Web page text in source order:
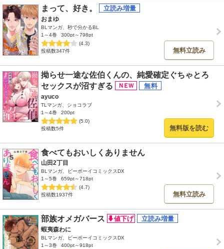
まって、好き。
おまゆ
BLマンガ、秒で分かるBL
1～4巻
300pt～798pt
(4.3)
投稿数347件
無料立読み
拗らせ一途な佐伯くんの、純愛確定ぐちゃとろ
セックスが沼すぎる
ayuco
TLマンガ、ショコラブ
1～4巻
200pt
(5.0)
投稿数5件
無料版を読む
食べてもおいしくありません
山田2丁目
BLマンガ、ビーボーイコミックスDX
1～5巻
659pt～718pt
(4.7)
投稿数1937件
無料立読み
部族オメガバース
蝦夷森わに
BLマンガ、ビーボーイコミックスDX
1～3巻
400pt～918pt